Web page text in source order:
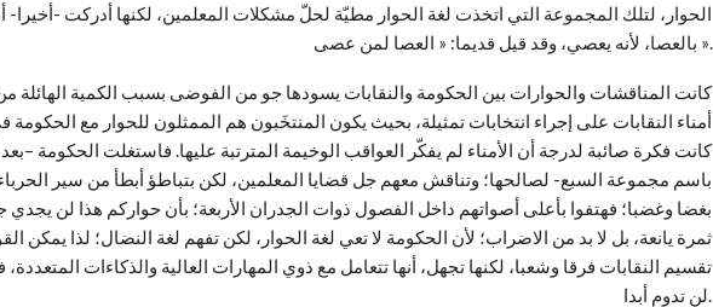
الحوار، لتلك المجموعة التي اتخذت لغة الحوار مطيّة لحلّ مشكلات المعلمين، لكنها أدركت -أخيرا-
بالعصا، لأنه يعصي، وقد قيل قديما: « العصا لمن عصى ».
كانت المناقشات والحوارات بين الحكومة والنقابات يسودها جو من الفوضى بسبب الكمية الهائلة
أمناء النقابات على إجراء انتخابات تمثيلة، بحيث يكون المنتخَبون هم الممثلون للحوار مع
كانت فكرة صائبة لدرجة أن الأمناء لم يفكّر العواقب الوخيمة المترتبة عليها. فاستغلت الحكومة
باسم مجموعة السبع- لصالحها؛ وتناقش معهم جل قضايا المعلمين، لكن بتباطؤ أبطأ من سير
بغضا وغضبا؛ فهتفوا بأعلى أصواتهم داخل الفصول ذوات الجدران الأربعة؛ بأن حواركم هذا لن يجدي
ثمرة يانعة، بل لا بد من الاضراب؛ لأن الحكومة لا تعي لغة الحوار، لكن تفهم لغة النضال؛ لذا
تقسيم النقابات فرقا وشعبا، لكنها تجهل، أنها تتعامل مع ذوي المهارات العالية والذكاءات
لن تدوم أبدا.